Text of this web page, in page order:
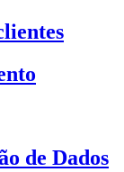
de Dados